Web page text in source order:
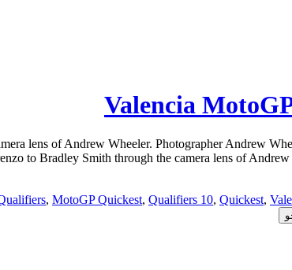
Valencia
lens of Andrew Wheeler. Photographer Andrew
to Bradley Smith through the camera lens of Andrew
, MotoGP Quickest, Qualifiers 10, Quickest,